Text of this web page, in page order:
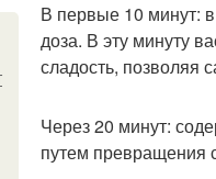
В первые 10 минут:
доза. В эту минуту
сладость, позволяя
Через 20 минут:
путем превращения